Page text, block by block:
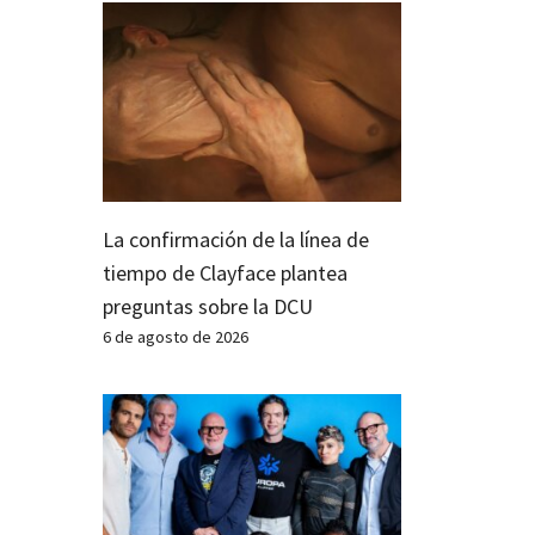
La confirmación de la línea de
tiempo de Clayface plantea
preguntas sobre la DCU
6 de agosto de 2026